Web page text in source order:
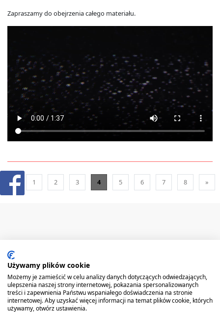
Zapraszamy do obejrzenia całego materiału.
« 1 2 3 4 5 6 7 8 »
GŁÓWNA FIRMA REFERENCJE AKTUALNOŚCI PRODUKTY
USŁUGI
PARK MASZYNOWY
MAPA STRONY REALIZACJE KONTAKT
Producent poleca:
Suwnice, żurawie, zawiesia, wciągarki, przeciągarki, liftket, konstrukcje stalowe,
Używamy plików cookie
Możemy je zamieścić w celu analizy danych dotyczących odwiedzających,
ulepszenia naszej strony internetowej, pokazania spersonalizowanych
treści i zapewnienia Państwu wspaniałego doświadczenia na stronie
internetowej. Aby uzyskać więcej informacji na temat plików cookie, których
używamy, otwórz ustawienia.